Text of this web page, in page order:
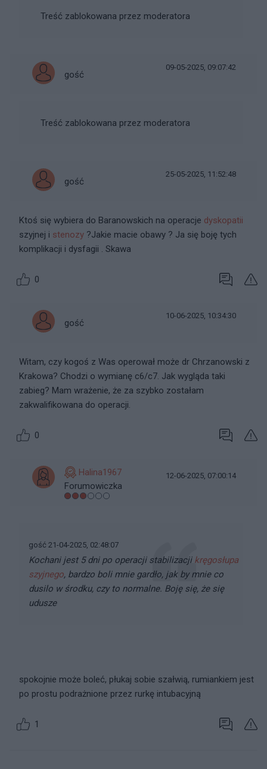
Treść zablokowana przez moderatora
gość
09-05-2025, 09:07:42
Treść zablokowana przez moderatora
gość
25-05-2025, 11:52:48
Ktoś się wybiera do Baranowskich na operacje dyskopatii
szyjnej i stenozy ?Jakie macie obawy ? Ja się boję tych
komplikacji i dysfagii . Skawa
0
gość
10-06-2025, 10:34:30
Witam, czy kogoś z Was operował może dr Chrzanowski z
Krakowa? Chodzi o wymianę c6/c7. Jak wygląda taki
zabieg? Mam wrażenie, że za szybko zostałam
zakwalifikowana do operacji.
0
Halina1967
Forumowiczka
12-06-2025, 07:00:14
gość 21-04-2025, 02:48:07
Kochani jest 5 dni po operacji stabilizacji kręgosłupa
szyjnego, bardzo boli mnie gardło, jak by mnie co
dusilo w środku, czy to normalne. Boję się, że się
udusze
spokojnie może boleć, płukaj sobie szałwią, rumiankiem jest
po prostu podrażnione przez rurkę intubacyjną
1